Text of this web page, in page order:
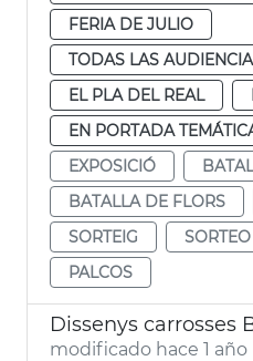
FERIA DE JULIO
TODAS LAS
EL PLA DEL REAL
EN PORTADA
EXPOSICIÓ
BATALLA DE FLORS
SORTEIG
SORTEO
PALCOS
modificado hace 1 año